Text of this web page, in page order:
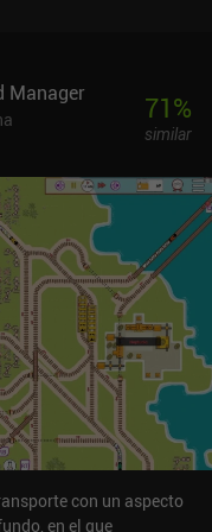
frustrante
que nos
de dinero ni
entre estas ciudades
pudieran hacerlas
graduar la cámara
que actualmente no
sin iAP adicionales ni
construcción de
horas de diversión y
Manager 71%
similar
con un aspecto
en el que